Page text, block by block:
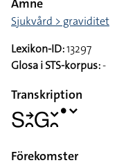
Ämne
Sjukvård > graviditet
Lexikon-ID:13297
Glosa i STS-korpus:-
Transkription
􌥅􌥔􌥘􌤦􌥖􌥘􌤟􌥧
Förekomster